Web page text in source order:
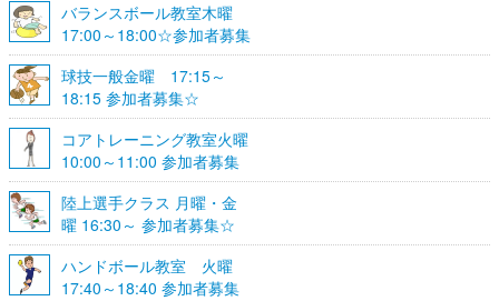
バランスボール教室木曜
17:00～18:00☆参加者募集
☆
球技一般金曜 17:15～
18:15 参加者募集☆
コアトレーニング教室火曜
10:00～11:00 参加者募集
陸上選手クラス 月曜・金
曜 16:30～ 参加者募集☆
ハンドボール教室 火曜
17:40～18:40 参加者募集